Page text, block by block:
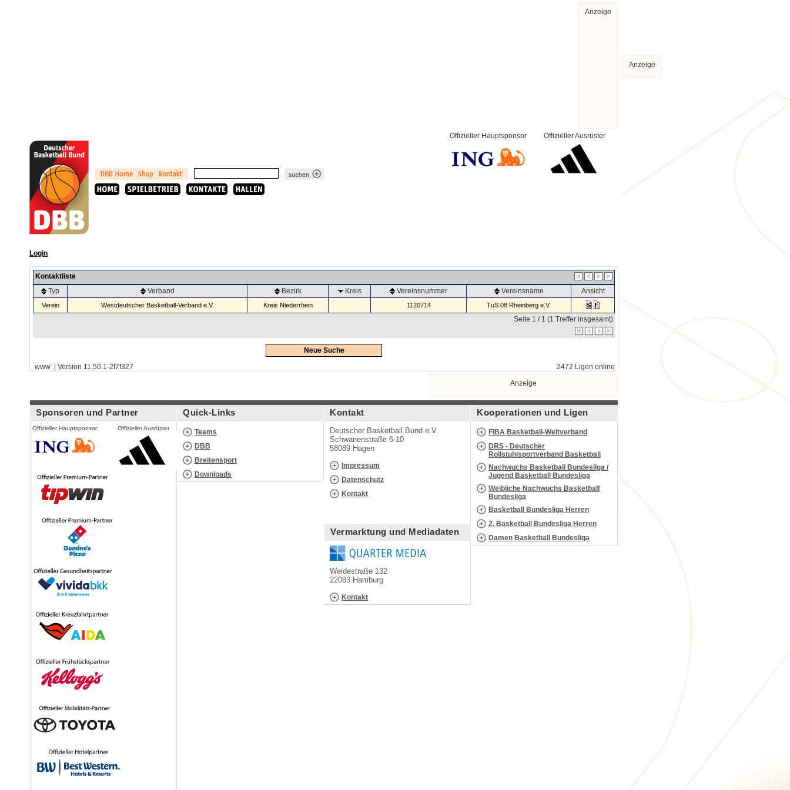
Anzeige
Offizieller Ausrüster
Offizieller Hauptsponsor
Login
Kontaktliste
Typ
Verband Bezirk Kreis Vereinsnummer Vereinsname Ansicht
Verein Westdeutscher Basketball-Verband e.V. Kreis Niederrhein 1120714 TuS 08 Rheinberg e.V.
Seite 1 / 1 (1 Treffer insgesamt)
Neue Suche
www | Version 11.50.1-2f7f327
2472 Ligen online
Anzeige
Sponsoren und Partner
Offizieller Hauptsponsor Offizieller Ausrüster
Quick-Links
Teams
DBB
Breitensport
Downloads
Kontakt
Deutscher Basketball Bund e.V.
Schwanenstraße 6-10
58089 Hagen
Impressum
Datenschutz
Kontakt
Vermarktung und Mediadaten
Weidestraße 132
22083 Hamburg
Kontakt
Kooperationen und Ligen
FIBA Basketball-Weltverband
DRS - Deutscher
Rollstuhlsportverband Basketball
Nachwuchs Basketball Bundesliga /
Jugend Basketball Bundesliga
Weibliche Nachwuchs Basketball
Bundesliga
Basketball Bundesliga Herren
2. Basketball Bundesliga Herren
Damen Basketball Bundesliga
Anzeige